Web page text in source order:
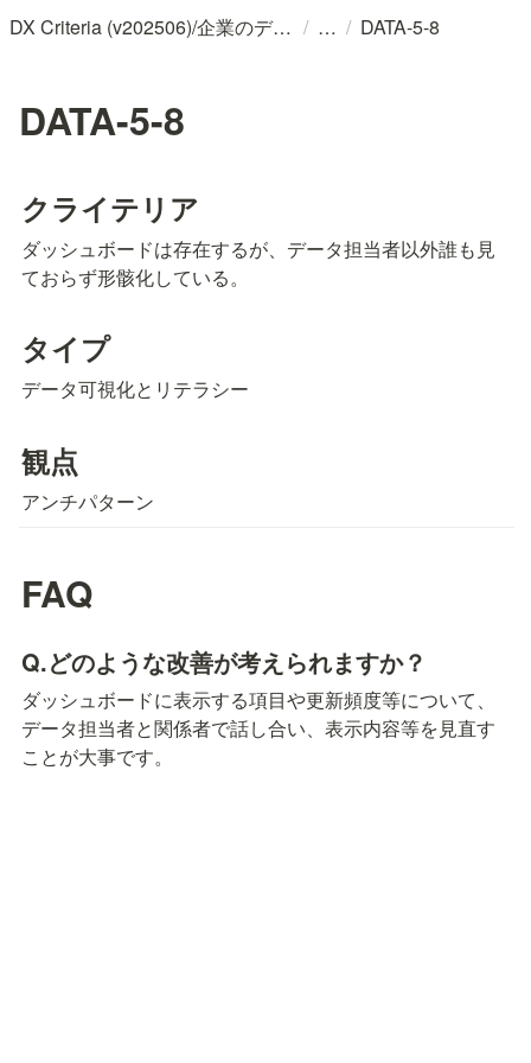
DX Criteria (v202506)/企業のデジタル化とソフトウェア活用のためのガイドライン / / DATA-5-8
DATA-5-8
クライテリア
ダッシュボードは存在するが、データ担当者以外誰も見
ておらず形骸化している。
タイプ
データ可視化とリテラシー
観点
アンチパターン
FAQ
Q.どのような改善が考えられますか？
ダッシュボードに表示する項目や更新頻度等について、
データ担当者と関係者で話し合い、表示内容等を見直す
ことが大事です。